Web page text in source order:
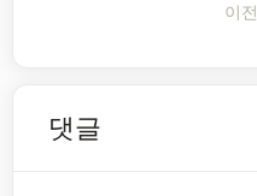
이전
댓글